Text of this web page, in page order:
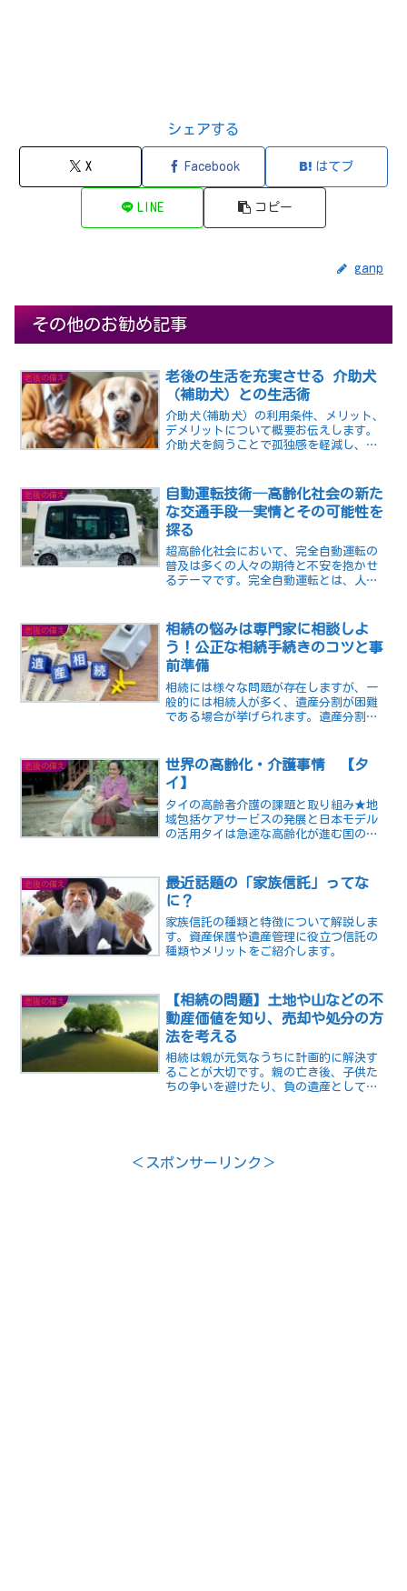
シェアする
X Facebook はてブ
LINE コピー
ganp
その他のお勧め記事
老後の備え
老後の生活を充実させる 介助犬
（補助犬）との生活術
介助犬(補助犬）の利用条件、メリット、
デメリットについて概要お伝えします。
介助犬を飼うことで孤独感を軽減し、身
考慮すべき点があります。老後の生活を
豊かにするために、介助犬との生活を検
討する際の参考にしてください。
老後の備え
自動運転技術─高齢化社会の新た
な交通手段─実情とその可能性を
探る
超高齢化社会において、完全自動運転の
普及は多くの人々の期待と不安を抱かせ
るテーマです。完全自動運転とは、人間
害者の移動支援などのメリットが期待さ
れています。しかし、現在...
老後の備え
相続の悩みは専門家に相談しよ
う！公正な相続手続きのコツと事
前準備
相続には様々な問題が存在しますが、一
般的には相続人が多く、遺産分割が困難
である場合が挙げられます。遺産分割協
相続税の計算や支払いがどのように行わ
れるのか分からない場合も...
老後の備え
世界の高齢化・介護事情 【タ
イ】
タイの高齢者介護の課題と取り組み★地
域包括ケアサービスの発展と日本モデル
の活用タイは急速な高齢化が進む国の一
2022年には14%を超えると予測されてい
ます。高...
老後の備え
最近話題の「家族信託」ってな
に？
家族信託の種類と特徴について解説しま
す。資産保護や遺産管理に役立つ信託の
種類やメリットをご紹介します。
老後の備え
【相続の問題】土地や山などの不
動産価値を知り、売却や処分の方
法を考える
相続は親が元気なうちに計画的に解決す
ることが大切です。親の亡き後、子供た
ちの争いを避けたり、負の遺産として残
＜スポンサーリンク＞